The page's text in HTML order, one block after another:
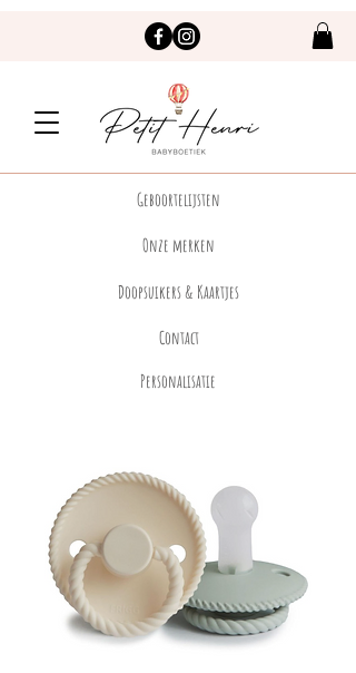
Geboortelijsten
Onze merken
Doopsuikers & Kaartjes
Contact
Personalisatie